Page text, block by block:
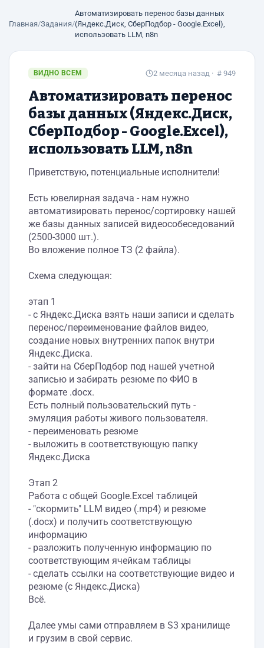
Главная/Задания/
Автоматизировать перенос базы данных
(Яндекс.Диск, СберПодбор - Google.Excel),
использовать LLM, n8n
ВИДНО ВСЕМ 2 месяца назад · # 949
Автоматизировать перенос
базы данных (Яндекс.Диск,
СберПодбор - Google.Excel),
использовать LLM, n8n
Приветствую, потенциальные исполнители!
Есть ювелирная задача - нам нужно
автоматизировать перенос/сортировку нашей
же базы данных записей видеособеседований
(2500-3000 шт.).
Во вложение полное ТЗ (2 файла).
Схема следующая:
этап 1
- с Яндекс.Диска взять наши записи и сделать
перенос/переименование файлов видео,
создание новых внутренних папок внутри
Яндекс.Диска.
- зайти на СберПодбор под нашей учетной
записью и забирать резюме по ФИО в
формате .docx.
Есть полный пользовательский путь -
эмуляция работы живого пользователя.
- переименовать резюме
- выложить в соответствующую папку
Яндекс.Диска
Этап 2
Работа с общей Google.Excel таблицей
- "скормить" LLM видео (.mp4) и резюме
(.docx) и получить соответствующую
информацию
- разложить полученную информацию по
соответствующим ячейкам таблицы
- сделать ссылки на соответствующие видео и
резюме (с Яндекс.Диска)
Всё.
Далее умы сами отправляем в S3 хранилище
и грузим в свой сервис.